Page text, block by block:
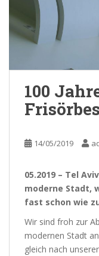
100
14/05/2019
05.2019 – Tel
moderne Stadt,
fast schon wie
Wir sind froh zur
modernen Stadt
gleich nach